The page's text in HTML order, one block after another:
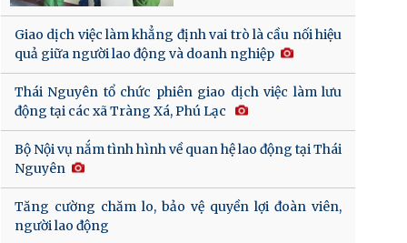
Giao dịch việc làm khẳng định vai trò là cầu nối hiệu
quả giữa người lao động và doanh nghiệp
Thái Nguyên tổ chức phiên giao dịch việc làm lưu
động tại các xã Tràng Xá, Phú Lạc
Bộ Nội vụ nắm tình hình về quan hệ lao động tại Thái
Nguyên
Tăng cường chăm lo, bảo vệ quyền lợi đoàn viên,
người lao động